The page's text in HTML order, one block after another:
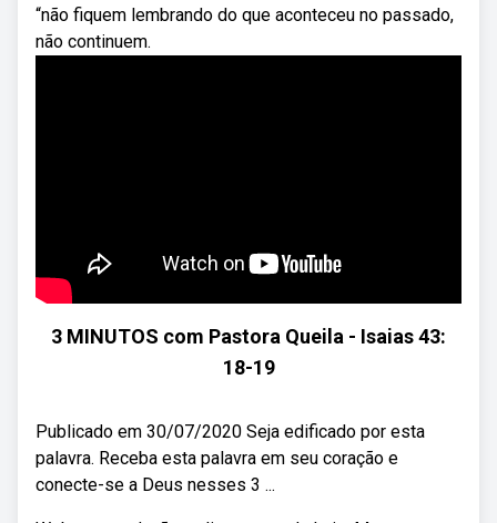
“não fiquem lembrando do que aconteceu no passado,
não continuem.
3 MINUTOS com Pastora Queila - Isaias 43:
18-19
Publicado em 30/07/2020 Seja edificado por esta
palavra. Receba esta palavra em seu coração e
conecte-se a Deus nesses 3 ...